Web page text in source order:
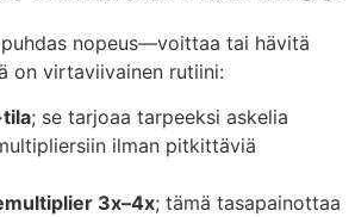
nopeus—voittaa tai hävitä
on virtaviivainen rutiini:
; se tarjoaa tarpeeksi askelia
ilman pitkittäviä
3x–4x; tämä tasapainottaa